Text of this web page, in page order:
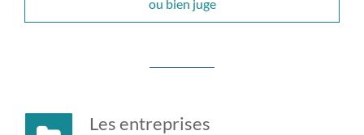
ou bien juge
Les entreprises